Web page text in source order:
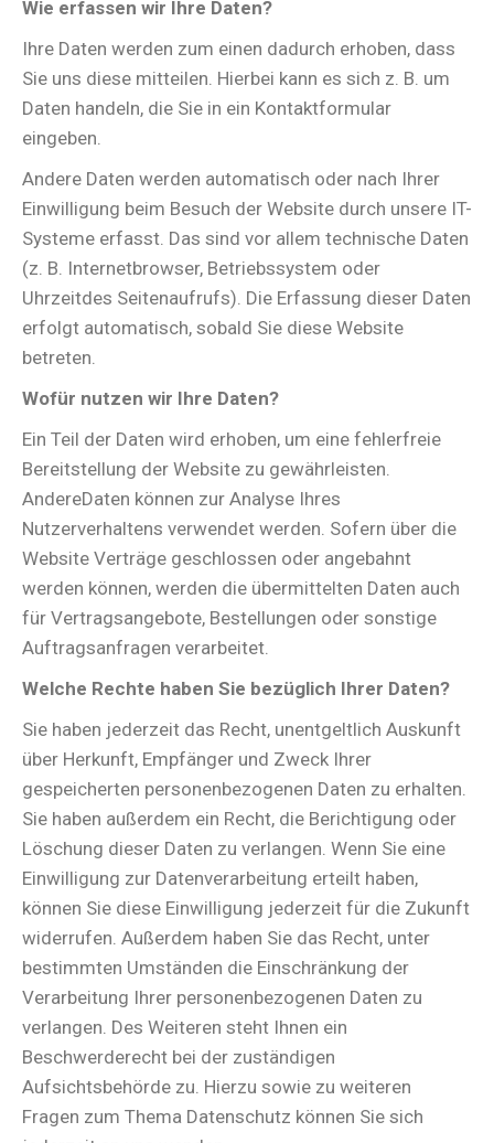
Wie erfassen wir Ihre Daten?
Ihre Daten werden zum einen dadurch erhoben, dass
Sie uns diese mitteilen. Hierbei kann es sich z. B. um
Daten handeln, die Sie in ein Kontaktformular
eingeben.
Andere Daten werden automatisch oder nach Ihrer
Einwilligung beim Besuch der Website durch unsere IT-
Systeme erfasst. Das sind vor allem technische Daten
(z. B. Internetbrowser, Betriebssystem oder
Uhrzeitdes Seitenaufrufs). Die Erfassung dieser Daten
erfolgt automatisch, sobald Sie diese Website
betreten.
Wofür nutzen wir Ihre Daten?
Ein Teil der Daten wird erhoben, um eine fehlerfreie
Bereitstellung der Website zu gewährleisten.
AndereDaten können zur Analyse Ihres
Nutzerverhaltens verwendet werden. Sofern über die
Website Verträge geschlossen oder angebahnt
werden können, werden die übermittelten Daten auch
für Vertragsangebote, Bestellungen oder sonstige
Auftragsanfragen verarbeitet.
Welche Rechte haben Sie bezüglich Ihrer Daten?
Sie haben jederzeit das Recht, unentgeltlich Auskunft
über Herkunft, Empfänger und Zweck Ihrer
gespeicherten personenbezogenen Daten zu erhalten.
Sie haben außerdem ein Recht, die Berichtigung oder
Löschung dieser Daten zu verlangen. Wenn Sie eine
Einwilligung zur Datenverarbeitung erteilt haben,
können Sie diese Einwilligung jederzeit für die Zukunft
widerrufen. Außerdem haben Sie das Recht, unter
bestimmten Umständen die Einschränkung der
Verarbeitung Ihrer personenbezogenen Daten zu
verlangen. Des Weiteren steht Ihnen ein
Beschwerderecht bei der zuständigen
Aufsichtsbehörde zu. Hierzu sowie zu weiteren
Fragen zum Thema Datenschutz können Sie sich